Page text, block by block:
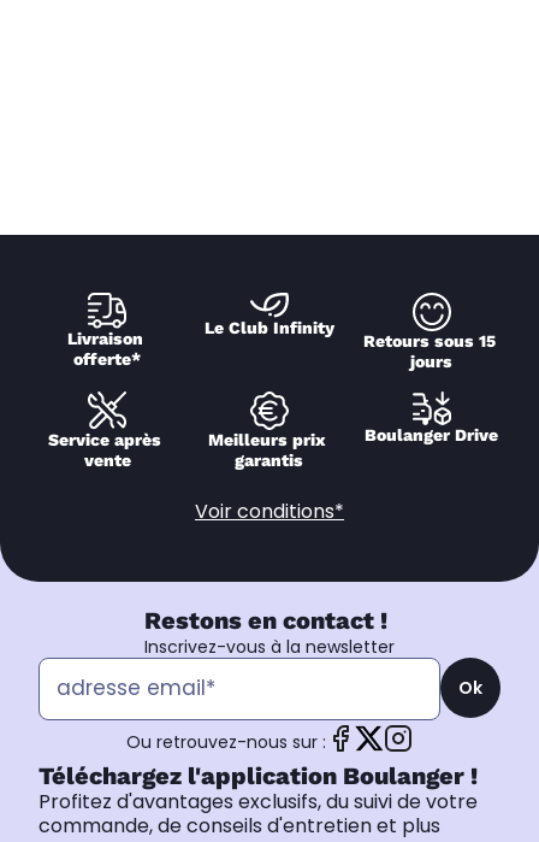
Livraison
offerte*
Le Club Infinity
Retours sous 15
jours
Service après
vente
Meilleurs prix
garantis
Boulanger Drive
Voir conditions*
Restons en contact !
Inscrivez-vous à la newsletter
Ok
Ou retrouvez-nous sur :
Téléchargez l'application Boulanger !
Profitez d'avantages exclusifs, du suivi de votre
commande, de conseils d'entretien et plus